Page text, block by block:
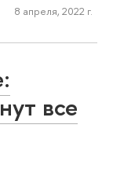
8 апреля, 2022 г.
все